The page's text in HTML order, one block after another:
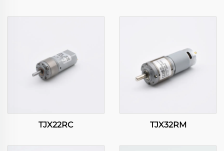
TJX22RC TJX32RM